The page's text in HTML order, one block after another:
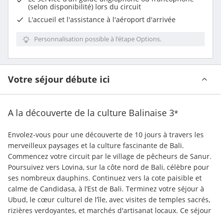
(selon disponibilité) lors du circuit
L'accueil et l'assistance à l'aéroport d'arrivée
Personnalisation possible à l’étape Options.
Votre séjour débute ici
A la découverte de la culture Balinaise 3*
Envolez-vous pour une découverte de 10 jours à travers les
merveilleux paysages et la culture fascinante de Bali.
Commencez votre circuit par le village de pêcheurs de Sanur.
Poursuivez vers Lovina, sur la côte nord de Bali, célèbre pour
ses nombreux dauphins. Continuez vers la cote paisible et
calme de Candidasa, à l’Est de Bali. Terminez votre séjour à
Ubud, le cœur culturel de l’île, avec visites de temples sacrés,
rizières verdoyantes, et marchés d'artisanat locaux. Ce séjour